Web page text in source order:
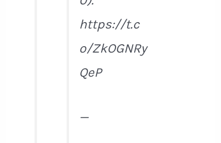
https://t.c
o/ZkOGNRy
QeP
—